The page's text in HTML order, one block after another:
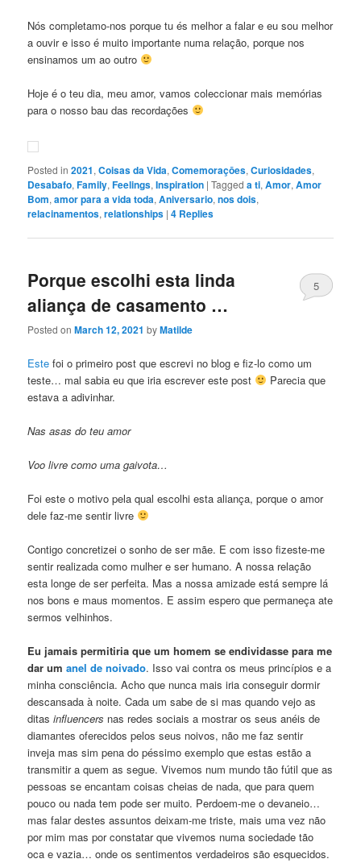
Nós completamo-nos porque tu és melhor a falar e eu sou melhor
a ouvir e isso é muito importante numa relação, porque nos
ensinamos um ao outro
Hoje é o teu dia, meu amor, vamos coleccionar mais memórias
para o nosso bau das recordações
Posted in 2021,Coisas da Vida,Comemoraçōes,Curiosidades,
Desabafo,Family,Feelings,Inspiration |Tagged a ti,Amor,Amor
Bom,amor para a vida toda,Aniversario,nos dois,
relacinamentos,relationships |4 Replies
Porque escolhi esta linda
aliança de casamento …
Posted onMarch 12, 2021 byMatilde
5
Este foi o primeiro post que escrevi no blog e fiz-lo como um
teste… mal sabia eu que iria escrever este post
Parecia que
estava a adivinhar.
Nas asas do teu amor
Voo livre como uma gaivota…
Foi este o motivo pela qual escolhi esta aliança, porque o amor
dele faz-me sentir livre
Contigo concretizei o sonho de ser mãe. E com isso fizeste-me
sentir realizada como mulher e ser humano. A nossa relação
esta longe de ser perfeita. Mas a nossa amizade está sempre lá
nos bons e maus momentos. E assim espero que permaneça ate
sermos velhinhos.
Eu jamais permitiria que um homem se endividasse para me
dar um anel de noivado. Isso vai contra os meus princípios e a
minha consciência. Acho que nunca mais iria conseguir dormir
descansada à noite. Cada um sabe de si mas quando vejo as
ditasinfluencers nas redes sociais a mostrar os seus anéis de
diamantes oferecidos pelos seus noivos, não me faz sentir
inveja mas sim pena do péssimo exemplo que estas estão a
transmitir a quem as segue. Vivemos num mundo tão fútil que as
pessoas se encantam coisas cheias de nada, que para quem
pouco ou nada tem pode ser muito. Perdoem-me o devaneio…
mas falar destes assuntos deixam-me triste, mais uma vez não
por mim mas por constatar que vivemos numa sociedade tão
oca e vazia… onde os sentimentos verdadeiros são esquecidos.